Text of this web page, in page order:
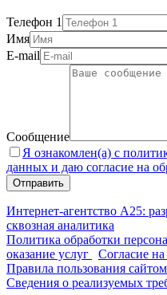
Телефон 1
Имя
E-mail
Сообщение
Я ознакомлен(а) с
данных и даю согласие на
Интернет-агентство А25:
сквозная аналитика
Политика обработки
оказание услуг
Согласие
Правила пользования сайтом
Сведения о реализуемых